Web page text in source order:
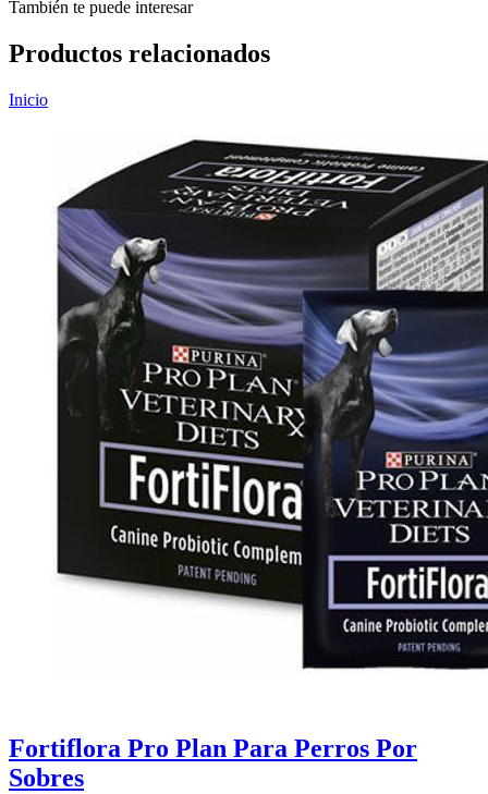
También te puede interesar
Productos relacionados
Inicio
Fortiflora Pro Plan Para Perros Por
Sobres